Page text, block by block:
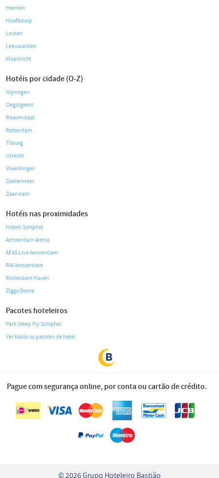
Heerlen
Hoofddorp
Leiden
Leeuwarden
Maastricht
Hotéis por cidade (O-Z)
Nijmegen
Oegstgeest
Roosendaal
Rotterdam
Tilburg
Utrecht
Vlaardingen
Zoetermeer
Zaandam
Hotéis nas proximidades
Hotels Schiphol
Amsterdam Arena
AFAS Live Amsterdam
RAI Amsterdam
Rotterdam Haven
Ziggo Dome
Pacotes hoteleiros
Park Sleep Fly Schiphol
Ver todos os pacotes de hotel
Pague com segurança online, por conta ou cartão de crédito.
© 2026 Grupo Hoteleiro Bastião